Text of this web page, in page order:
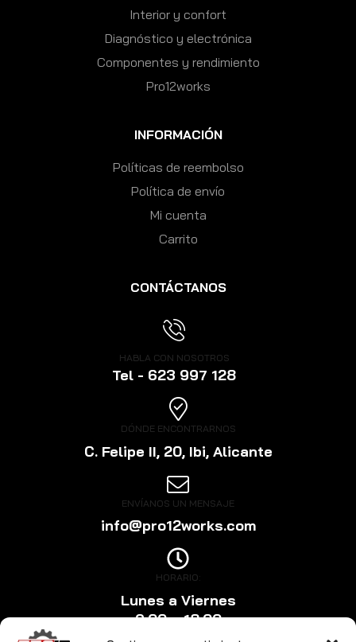
Interior y confort
Diagnóstico y electrónica
Componentes y rendimiento
Pro12works
INFORMACIÓN
Políticas de reembolso
Política de envío
Mi cuenta
Carrito
CONTÁCTANOS
HABLA CON NOSOTROS
Tel - 623 997 128
DÓNDE ENCONTRARNOS
C. Felipe II, 20, Ibi, Alicante
ENVÍANOS UN MENSAJE
info@pro12works.com
HORARIO:
Lunes a Viernes
9:00 a 18:00